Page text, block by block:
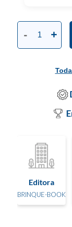
- +
Editora
BRINQUE-BOOK